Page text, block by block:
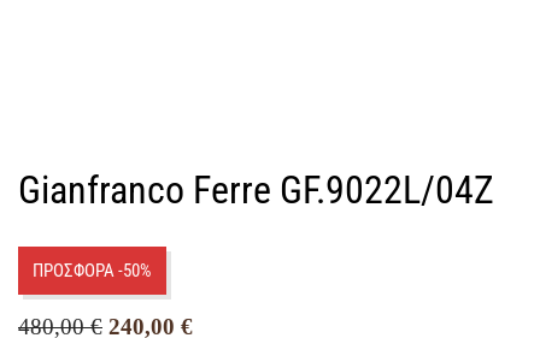
Gianfranco Ferre GF.9022L/04Z
ΠΡΟΣΦΟΡΑ -50%
480,00€ 240,00 €